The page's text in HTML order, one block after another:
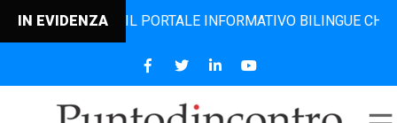
IN EVIDENZAIL PORTALE INFORMATIVO BILINGUE CHE